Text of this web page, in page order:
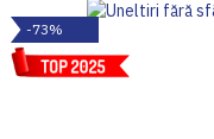
-73%